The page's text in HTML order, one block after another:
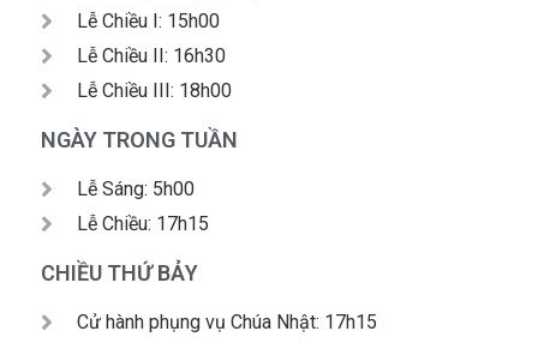
Lễ Chiều I: 15h00
Lễ Chiều II: 16h30
Lễ Chiều III: 18h00
NGÀY TRONG TUẦN
Lễ Sáng: 5h00
Lễ Chiều: 17h15
CHIỀU THỨ BẢY
Cử hành phụng vụ Chúa Nhật: 17h15